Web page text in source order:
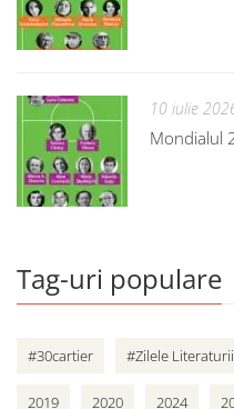
10 iulie
Mondialul
Tag-uri populare
#30cartier #Zilele
2019 2020 2024